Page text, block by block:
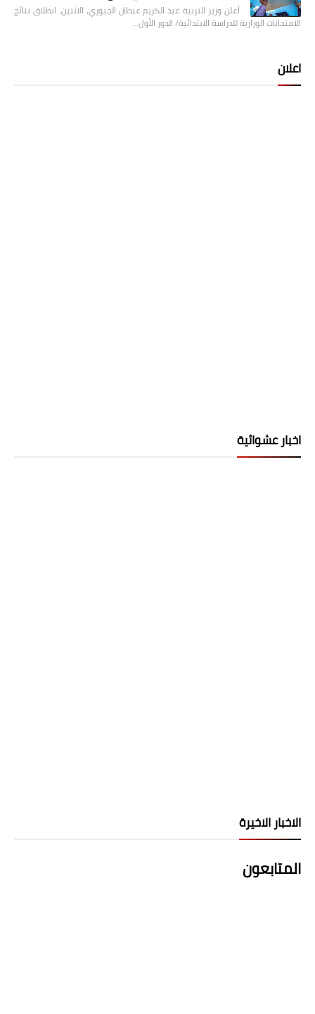
أعلن وزير التربية عبد الكريم عبطان الجبوري، الاثنين، انطلاق نتائج
الامتحانات الوزارية للدراسة الابتدائية/ الدور الأول…
اعلان
اخبار عشوائية
الاخبار الاخيرة
المتابعون